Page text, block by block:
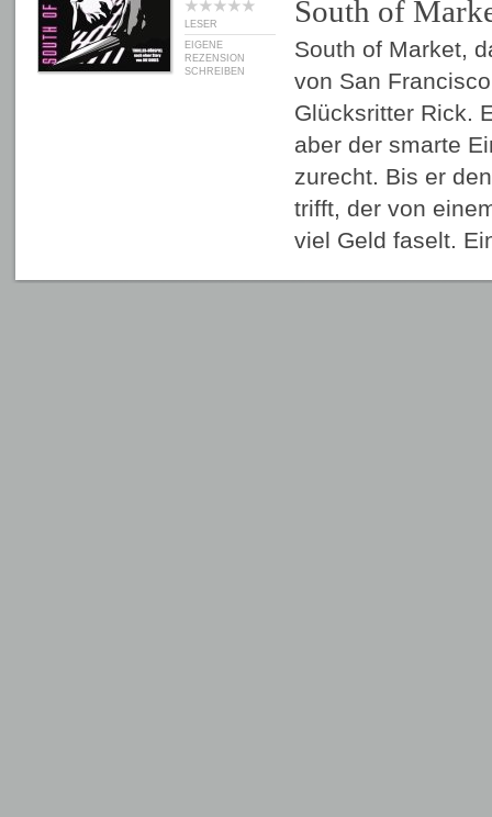
LESER
EIGENE
REZENSION
SCHREIBEN
South of
South of Market,
von San
Glücksritter Rick.
aber der smarte
zurecht. Bis er
trifft, der von
viel Geld faselt.